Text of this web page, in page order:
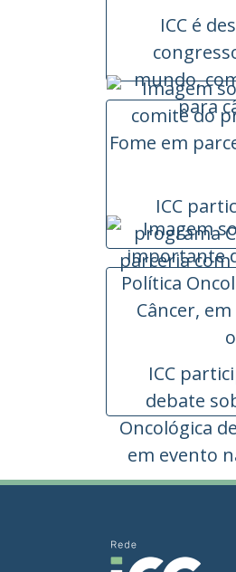
ICC é
mundo,
para
ICC
programa
parceria
ICC
debate
Oncológica
em evento